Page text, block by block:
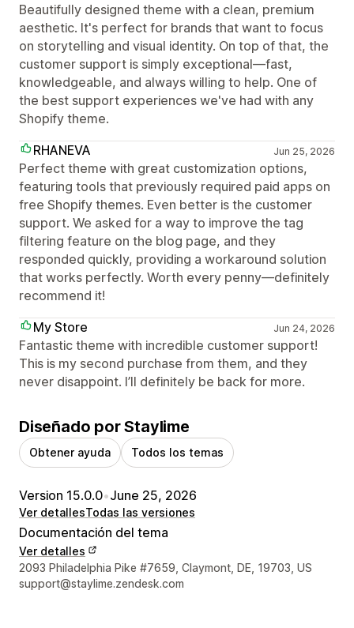
Beautifully designed theme with a clean, premium
aesthetic. It's perfect for brands that want to focus
on storytelling and visual identity. On top of that, the
customer support is simply exceptional—fast,
knowledgeable, and always willing to help. One of
the best support experiences we've had with any
Shopify theme.
RHANEVA
Jun 25, 2026
Perfect theme with great customization options,
featuring tools that previously required paid apps on
free Shopify themes. Even better is the customer
support. We asked for a way to improve the tag
filtering feature on the blog page, and they
responded quickly, providing a workaround solution
that works perfectly. Worth every penny—definitely
recommend it!
My Store
Jun 24, 2026
Fantastic theme with incredible customer support!
This is my second purchase from them, and they
never disappoint. I’ll definitely be back for more.
Diseñado por Staylime
Obtener ayuda Todos los temas
Version 15.0.0•June 25, 2026
Ver detallesTodas las versiones
Documentación del tema
Ver detalles
Detalles de contacto del diseñador
2093 Philadelphia Pike #7659, Claymont, DE, 19703, US
support@staylime.zendesk.com